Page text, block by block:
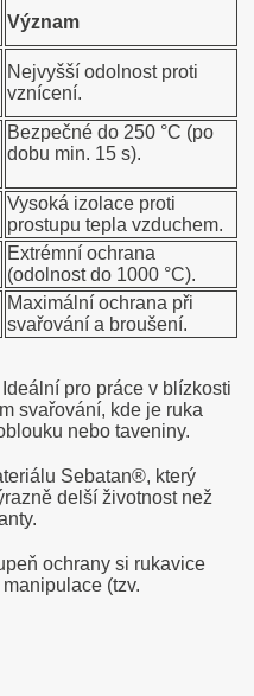
Význam
Nejvyšší odolnost proti
vznícení.
Bezpečné do 250 °C (po
dobu min. 15 s).
Vysoká izolace proti
prostupu tepla vzduchem.
Extrémní ochrana
(odolnost do 1000 °C).
Maximální ochrana při
svařování a broušení.
Ideální pro práce v blízkosti
svařování, kde je ruka
nebo taveniny.
Sebatan®, který
delší životnost než
ochrany si rukavice
(tzv.